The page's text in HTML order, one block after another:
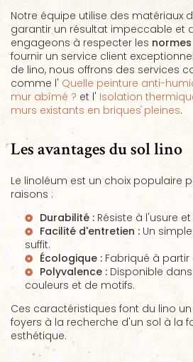
Notre équipe utilise des matériaux
garantir un résultat impeccable et
engageons à respecter les
fournir un service client
de lino, nous offrons des services
comme l' Quelle peinture anti-
mur abîmé ? et l' Isolation
murs existants en briques pleines.
Les avantages du sol lino
Le linoléum est un choix populaire
raisons :
Durabilité : Résiste à l'usure
Facilité d'entretien : Un
suffit.
Écologique : Fabriqué à
Polyvalence : Disponible
couleurs et de motifs.
Ces caractéristiques font du lino
foyers à la recherche d'un sol à la
esthétique.